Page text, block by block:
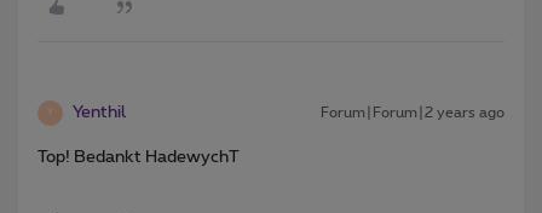
Y Yenthil Forum|Forum|2 years ago
Top! Bedankt HadewychT